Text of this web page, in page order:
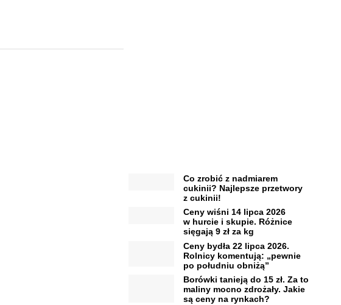
Co zrobić z nadmiarem
cukinii? Najlepsze przetwory
z cukinii!
Ceny wiśni 14 lipca 2026
w hurcie i skupie. Różnice
sięgają 9 zł za kg
Ceny bydła 22 lipca 2026.
Rolnicy komentują: „pewnie
po południu obniżą”
Borówki tanieją do 15 zł. Za to
maliny mocno zdrożały. Jakie
są ceny na rynkach?